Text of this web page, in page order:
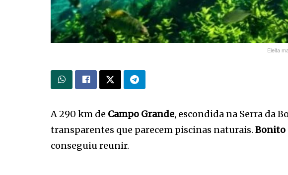
Eleita
A 290 km de Campo Grande, escondida na Serra da
transparentes que parecem piscinas naturais. Bonito
conseguiu reunir.